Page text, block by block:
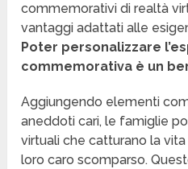
commemorativi di realtà
vantaggi adattati alle
Poter personalizzare
commemorativa è un
Aggiungendo elementi
aneddoti cari, le famiglie
virtuali che catturano la
loro caro scomparso.